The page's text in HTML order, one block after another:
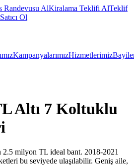
Randevusu AlKiralama Teklifi AlTeklif
Ol
KampanyalarımızHizmetlerimiz
Altı 7 Koltuklu
milyon TL ideal bant. 2018-2021
bu seviyede ulaşılabilir. Geniş aile,